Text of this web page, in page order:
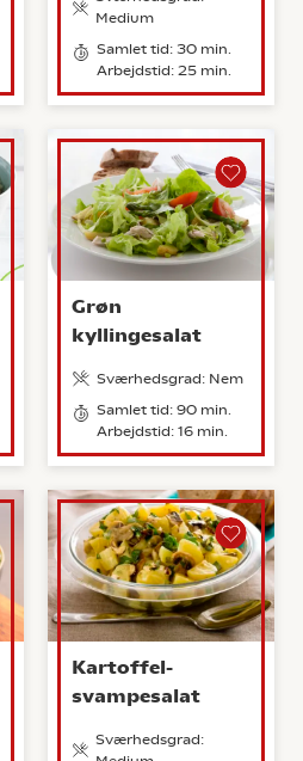
Medium
Samlet tid: 30 min.
Arbejdstid: 25 min.
Grøn
kyllingesalat
Sværhedsgrad: Nem
Samlet tid: 90 min.
Arbejdstid: 16 min.
Kartoffel-
svampesalat
Sværhedsgrad: